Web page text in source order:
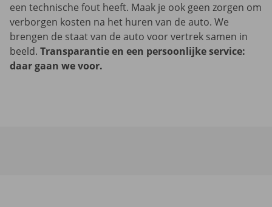
een technische fout heeft. Maak je ook geen zorgen om
verborgen kosten na het huren van de auto. We
brengen de staat van de auto voor vertrek samen in
beeld. Transparantie en een persoonlijke service:
daar gaan we voor.